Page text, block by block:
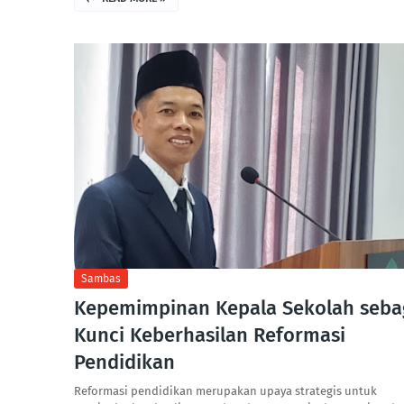
Sambas
Kepemimpinan Kepala Sekolah
Kunci Keberhasilan Reformasi
Pendidikan
Reformasi pendidikan merupakan upaya strategis untuk